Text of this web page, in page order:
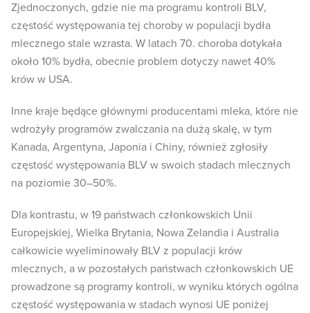
Zjednoczonych, gdzie nie ma programu kontroli BLV,
częstość występowania tej choroby w populacji bydła
mlecznego stale wzrasta. W latach 70. choroba dotykała
około 10% bydła, obecnie problem dotyczy nawet 40%
krów w USA.
Inne kraje będące głównymi producentami mleka, które nie
wdrożyły programów zwalczania na dużą skalę, w tym
Kanada, Argentyna, Japonia i Chiny, również zgłosiły
częstość występowania BLV w swoich stadach mlecznych
na poziomie 30–50%.
Dla kontrastu, w 19 państwach członkowskich Unii
Europejskiej, Wielka Brytania, Nowa Zelandia i Australia
całkowicie wyeliminowały BLV z populacji krów
mlecznych, a w pozostałych państwach członkowskich UE
prowadzone są programy kontroli, w wyniku których ogólna
częstość występowania w stadach wynosi UE poniżej